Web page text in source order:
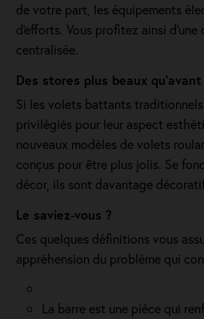
de votre part, les équipements
d'efforts. Vous profitez ainsi
centralisée.
Des stores plus beaux qu'avant
Si les volets battants
privilégiés pour leur aspect
nouveaux modèles de volets
conçus pour être plus jolis. Se
décor, ils sont davantage
Le saviez-vous ?
Ces quelques définitions vous
appréhension du problème qui
La barre est une pièce qui